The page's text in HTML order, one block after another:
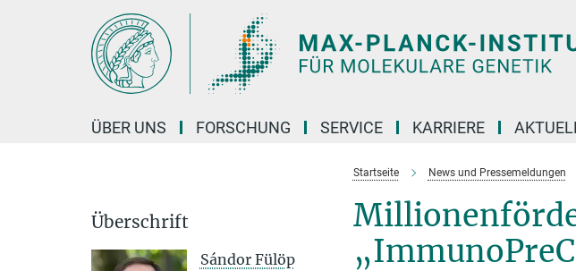
ÜBER UNS FORSCHUNG SERVICE KARRIERE
Startseite News und Pressemeldungen
Überschrift
Sándor Fülöp